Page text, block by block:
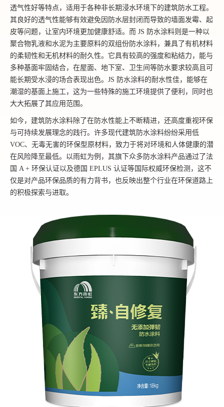
透气性好等特点，适用于各种非长期浸水环境下的建筑防水工程。
其良好的透气性能够有效避免因防水层封闭而导致的墙面发霉、起
皮等问题，让室内环境更加健康舒适。而 JS 防水涂料则是一种以
聚合物乳液和水泥为主要原料的双组份防水涂料，兼具了有机材料
的柔韧性和无机材料的耐久性。它具有较高的强度和粘结力，能与
多种基面牢固结合，在屋面、地下室、卫生间等防水要求较高且可
能长期受水浸的场合表现出色。JS 防水涂料的耐水性佳，能够在
潮湿的基面上施工，这为一些特殊的施工环境提供了便利，同时也
大大拓展了其应用范围。
如今，建筑防水涂料除了在防水性能上不断精进，还高度重视环保
与可持续发展理念的践行。许多现代建筑防水涂料纷纷采用低
VOC、无毒无害的环保型原材料，致力于将对环境和人体健康的潜
在风险降至最低。以雨虹为例，其旗下众多防水涂料产品通过了法
国 A + 环保认证以及德国 EPLUS 认证等国际权威环保检测，这不
仅是对产品环保品质的有力背书，也反映出整个行业在环保道路上
的积极探索与进取。